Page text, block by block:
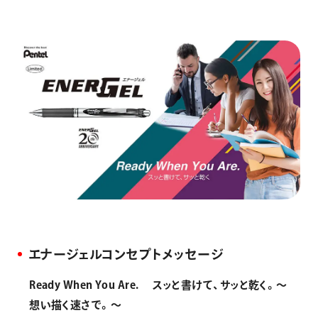
エナージェルコンセプトメッセージ
Ready When You Are. スッと書けて、サッと乾く。～
想い描く速さで。～